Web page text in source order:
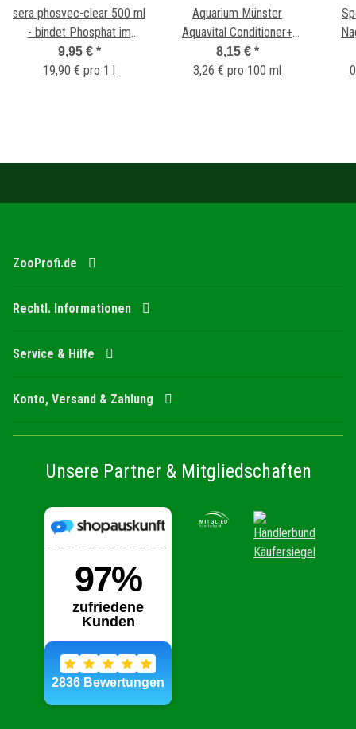
sera phosvec-clear 500 ml
- bindet Phosphat im
Aquarienwasser
9,95 € *
19,90 € pro 1 l
Aquarium Münster
Aquavital Conditioner+
250ml Power Chlor-Ex +
BioColloide
8,15 € *
3,26 € pro 100 ml
ZooProfi.de
Rechtl. Informationen
Service & Hilfe
Konto, Versand & Zahlung
Unsere Partner & Mitgliedschaften